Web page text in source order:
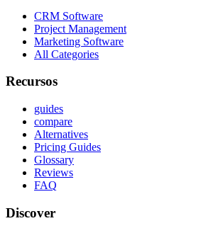
CRM Software
Project Management
Marketing Software
All Categories
Recursos
guides
compare
Alternatives
Pricing Guides
Glossary
Reviews
FAQ
Discover